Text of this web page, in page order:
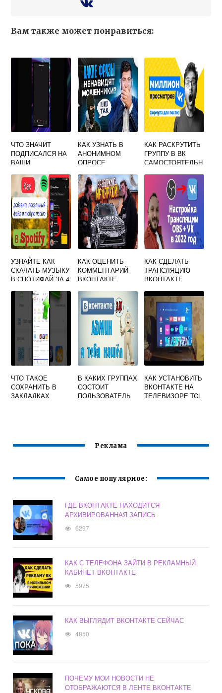
Вам также может понравиться:
ЧТО ЗНАЧИТ
ПОДПИСАЛСЯ НА
ВАШИ
ВКОНТАКТЕ ЕСЛИ
СТРАНИЦА
ЗАКРЫТА
КАК УЗНАТЬ В
АНОНИМНОМ
ОПРОСЕ
ПРОГОЛОСОВАЛ
КАК РАСКРУТИТЬ
ГРУППУ В ВК
САМОСТОЯТЕЛЬН
СПОСОБОВ
УЗНАЙТЕ КАК
СКАЧАТЬ МУЗЫКУ
В СПОТИФАЙ ЗА 4
КАК ОЦЕНИТЬ
КОММЕНТАРИЙ
ВКОНТАКТЕ
КАК СДЕЛАТЬ
ТРАНСЛЯЦИЮ
ВКОНТАКТЕ
ЧТО ТАКОЕ
СОХРАНИТЬ В
ЗАКЛАДКАХ
В КАКИХ ГРУППАХ
СОСТОИТ
ПОЛЬЗОВАТЕЛЬ
КАК УСТАНОВИТЬ
ВКОНТАКТЕ НА
ТЕЛЕВИЗОРЕ TCL
Реклама
Самое популярное:
ГДЕ ВКОНТАКТЕ НАХОДИТСЯ
АРХИВИРОВАННАЯ ЗАПИСЬ
6297
КАК С ТЕЛЕФОНА ЗАЙТИ В РЕКЛАМНЫЙ
КАБИНЕТ ВКОНТАКТЕ
5975
КАК ВЫГЛЯДИТ ВКОНТАКТЕ СЕЙЧАС
4850
ПОЧЕМУ МОИ НОВОСТИ НЕ
ОТОБРАЖАЮТСЯ В ЛЕНТЕ ВКОНТАКТЕ